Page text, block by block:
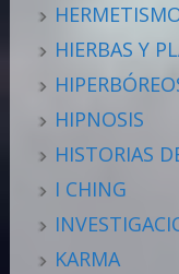
HIERBAS Y
HIPNOSIS
HISTORIAS
I CHING
KARMA